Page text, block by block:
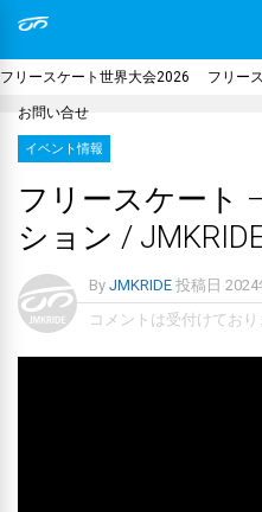
フリースケート世界大会2026 フリー
お問い合せ
イベント情報
フリースケート
ション /
By JMKRIDE 投稿日 2024
コメントは受付けており